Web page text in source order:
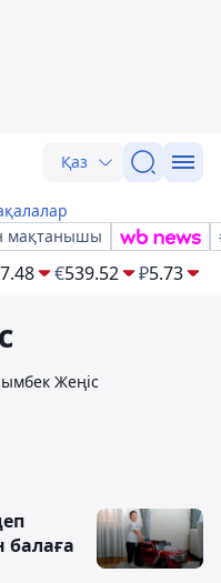
Қаз
мақтанышы
€539.52 ₽5.73
Жеңіс
балаға